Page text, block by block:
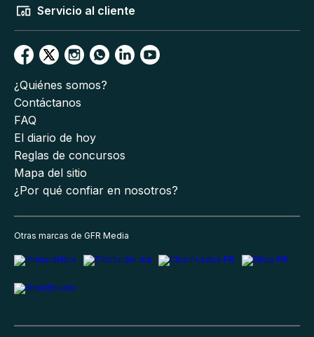
Servicio al cliente
¿Quiénes somos?
Contáctanos
FAQ
El diario de hoy
Reglas de concursos
Mapa del sitio
¿Por qué confiar en nosotros?
Otras marcas de GFR Media